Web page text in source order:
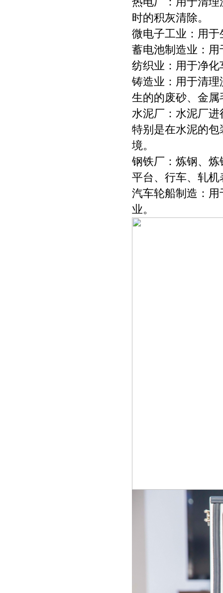
时的积灰清除。
微电子工业：用
蓄电池制造业：
纺织业：用于净
铸造业：用于清
生的的废砂、金
水泥厂：水泥厂
特别是在水泥的
境。
钢铁厂：炼钢、
平台、行车、轧
汽车轮船制造：
业。